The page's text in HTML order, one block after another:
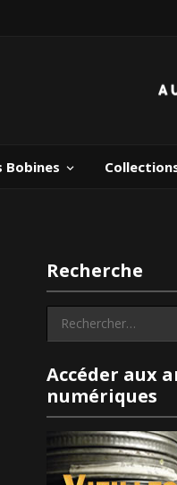
Bobines
Recherche
Rechercher :
Accéder aux
numériques